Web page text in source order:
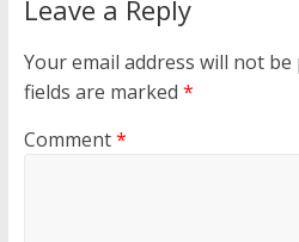
Leave a Reply
Your email address will not be
fields are marked *
Comment*